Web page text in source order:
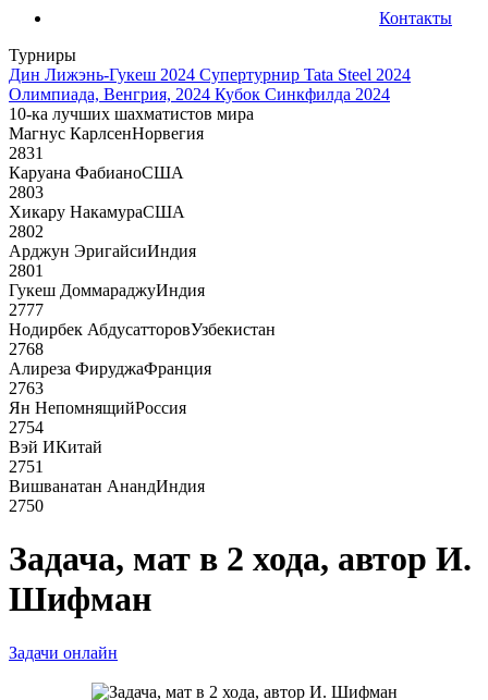
Контакты
Турниры
Дин Лижэнь-Гукеш 2024 Супертурнир Tata Steel 2024
Олимпиада, Венгрия, 2024 Кубок Синкфилда 2024
10-ка лучших шахматистов мира
Магнус КарлсенНорвегия
2831
Каруана ФабианоСША
2803
Хикару НакамураСША
2802
Арджун ЭригайсиИндия
2801
Гукеш ДоммараджуИндия
2777
Нодирбек АбдусатторовУзбекистан
2768
Алиреза ФируджаФранция
2763
Ян НепомнящийРоссия
2754
Вэй ИКитай
2751
Вишванатан АнандИндия
2750
Задача, мат в 2 хода, автор И.
Шифман
Задачи онлайн